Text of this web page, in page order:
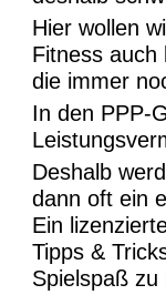
Hier wollen
Fitness auch
die immer
In den PPP-
Deshalb
dann oft ein
Ein
Tipps &
Spielspaß zu